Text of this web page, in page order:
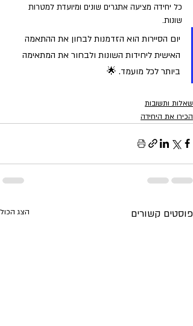
כל יחידה מציעה אתגרים שונים ומיועדת למטרות
שונות.
יום הסיירות הוא הזדמנות לבחון את ההתאמה
האישית ליחידות השונות ולבחור את המתאימה
ביותר לכל מועמד. 🌟
שאלות ותשובות
הכירו את היחידה
פוסטים קשורים הצג הכול